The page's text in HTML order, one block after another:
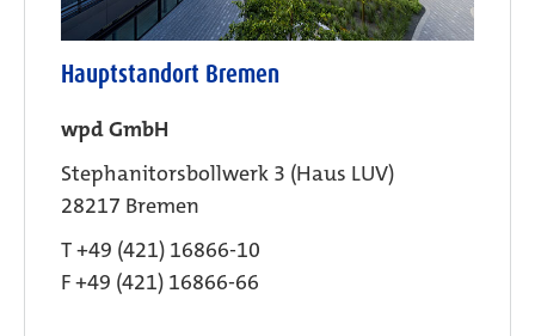
Hauptstandort Bremen
wpd GmbH
Stephanitorsbollwerk 3 (Haus LUV)
28217 Bremen
T +49 (421) 16866-10
F +49 (421) 16866-66